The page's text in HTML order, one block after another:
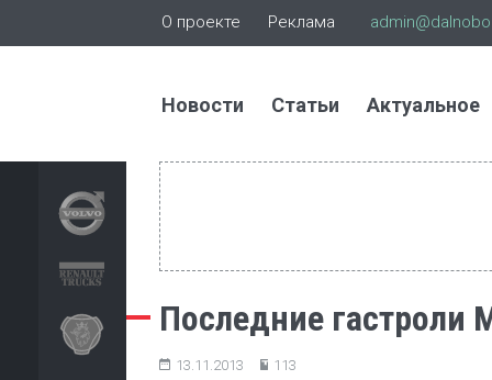
О проекте Реклама
Новости Статьи Актуальное
Последние гастроли
13.11.2013 113